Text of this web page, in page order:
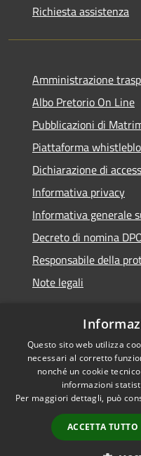
Richiesta assistenza
Amministrazione
Albo Pretorio On Line
Pubblicazioni di
Piattaforma
Dichiarazione di
Informativa privacy
Informativa generale
Decreto di nomina
Responsabile della
Note legali
RSS
Accessibilità
Cookie
Mappa del sito
Piano di miglioramento
Questo sito web utilizza
necessari al corretto
nonché un cookie
informazioni
Per maggiori dettagli, può
ACCETTA TUTTO